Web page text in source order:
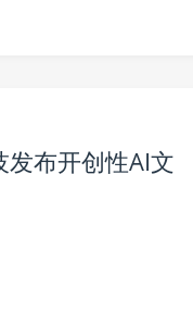
布开创性AI文